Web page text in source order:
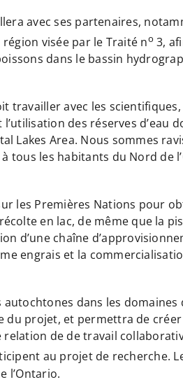
avec ses partenaires,
région visée par le Traité no 3,
dans le bassin
travailler avec les
des réserves d’eau
Lakes Area. Nous sommes
tous les habitants du Nord de
les Premières Nations pour
en lac, de même que la
d’une chaîne
engrais et la
dans les domaines
du projet, et permettra de
de de travail
au projet de recherche.
l’Ontario.